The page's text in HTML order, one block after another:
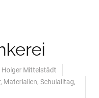
Holger Mittelstädt
, Materialien, Schulalltag,